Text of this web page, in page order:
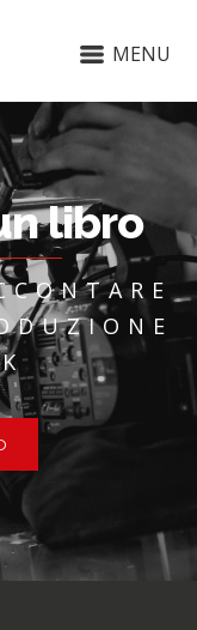
MENU
libro